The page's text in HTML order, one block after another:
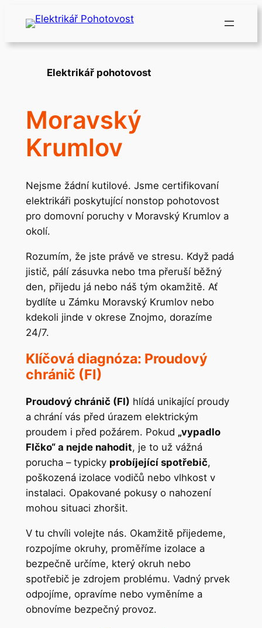
Přeskočit
obsah
Elektrikář pohotovost
Moravský
Krumlov
Nejsme žádní kutilové. Jsme certifikovaní
elektrikáři poskytující nonstop pohotovost
pro domovní poruchy v Moravský Krumlov a
okolí.
Rozumím, že jste právě ve stresu. Když padá
jistič, pálí zásuvka nebo tma přeruší běžný
den, přijedu já nebo náš tým okamžitě. Ať
bydlíte u Zámku Moravský Krumlov nebo
kdekoli jinde v okrese Znojmo, dorazíme
24/7.
Klíčová diagnóza: Proudový
chránič (FI)
Proudový chránič (FI) hlídá unikající proudy
a chrání vás před úrazem elektrickým
proudem i před požárem. Pokud „vypadlo
FIčko“ a nejde nahodit, je to už vážná
porucha – typicky probíjející spotřebič,
poškozená izolace vodičů nebo vlhkost v
instalaci. Opakované pokusy o nahození
mohou situaci zhoršit.
V tu chvíli volejte nás. Okamžitě přijedeme,
rozpojíme okruhy, proměříme izolace a
bezpečně určíme, který okruh nebo
spotřebič je zdrojem problému. Vadný prvek
odpojíme, opravíme nebo vyměníme a
obnovíme bezpečný provoz.